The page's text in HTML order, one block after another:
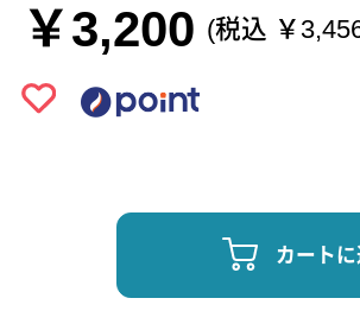
￥3,200 (税込 ￥
カートに